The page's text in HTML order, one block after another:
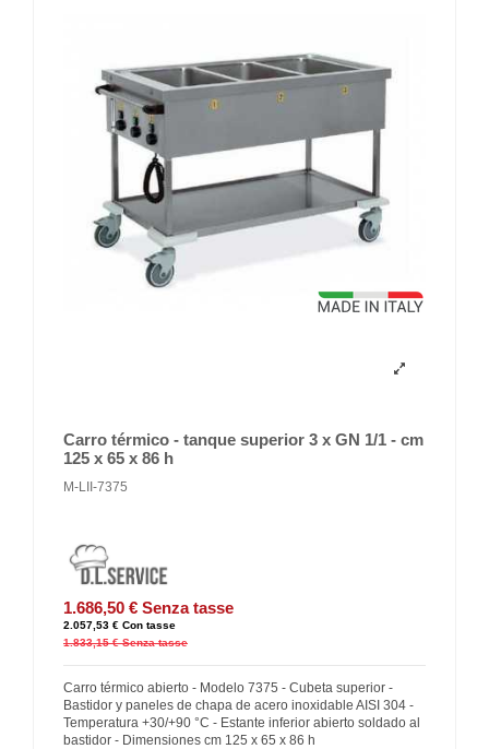
Carro térmico - tanque superior 3 x GN 1/1 - cm
125 x 65 x 86 h
M-LII-7375
1.686,50 € Senza tasse
2.057,53 € Con tasse
1.833,15 € Senza tasse
Carro térmico abierto - Modelo 7375 - Cubeta superior -
Bastidor y paneles de chapa de acero inoxidable AISI 304 -
Temperatura +30/+90 °C - Estante inferior abierto soldado al
bastidor - Dimensiones cm 125 x 65 x 86 h